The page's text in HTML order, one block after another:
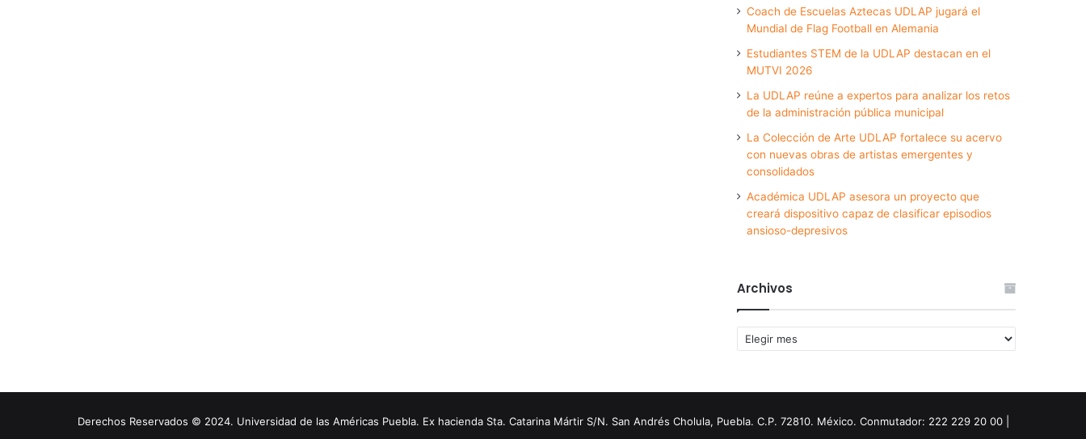
Coach de Escuelas Aztecas UDLAP jugará el
Mundial de Flag Football en Alemania
Estudiantes STEM de la UDLAP destacan en el
MUTVI 2026
La UDLAP reúne a expertos para analizar los retos
de la administración pública municipal
La Colección de Arte UDLAP fortalece su acervo
con nuevas obras de artistas emergentes y
consolidados
Académica UDLAP asesora un proyecto que
creará dispositivo capaz de clasificar episodios
ansioso-depresivos
Archivos
Archivos
Derechos Reservados © 2024. Universidad de las Américas Puebla. Ex hacienda Sta. Catarina Mártir S/N. San Andrés Cholula, Puebla. C.P. 72810. México. Conmutador: 222 229 20 00 |